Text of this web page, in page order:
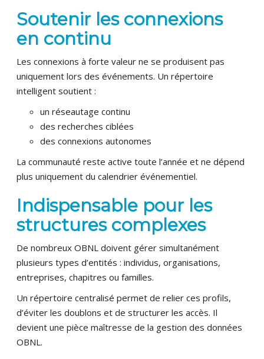
Soutenir les connexions
en continu
Les connexions à forte valeur ne se produisent pas
uniquement lors des événements. Un répertoire
intelligent soutient :
un réseautage continu
des recherches ciblées
des connexions autonomes
La communauté reste active toute l’année et ne dépend
plus uniquement du calendrier événementiel.
Indispensable pour les
structures complexes
De nombreux OBNL doivent gérer simultanément
plusieurs types d’entités : individus, organisations,
entreprises, chapitres ou familles.
Un répertoire centralisé permet de relier ces profils,
d’éviter les doublons et de structurer les accès. Il
devient une pièce maîtresse de la gestion des données
OBNL.